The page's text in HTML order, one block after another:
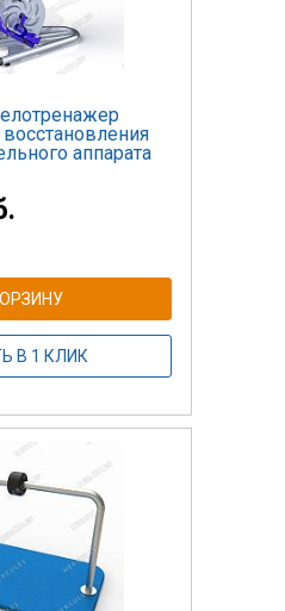
аппарата
В 1 КЛИК